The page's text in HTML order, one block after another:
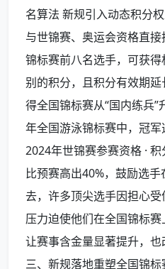
名算法 新规引入动态积分
与世锦赛、奥运会资格直
锦标赛前八名选手，可获
别的积分，且积分有效期
得全国锦标赛从“国内练兵”
年全国游泳锦标赛中，冠
2024年世锦赛参赛资格 ·
比预赛高出40%，鼓励选
去，许多顶尖选手因担心
压力迫使他们在全国锦标赛
让赛事含金量显著提升，也
三、新规落地重塑全国锦